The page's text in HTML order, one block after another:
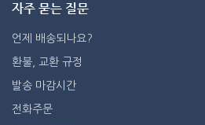
자주 묻는 질문
언제 배송되나요?
환불, 교환 규정
발송 마감시간
전화주문